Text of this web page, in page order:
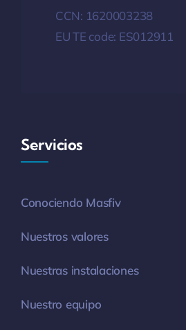
CCN: 1620003238
EU TE code: ES012911
Servicios
Conociendo Masfiv
Nuestros valores
Nuestras instalaciones
Nuestro equipo